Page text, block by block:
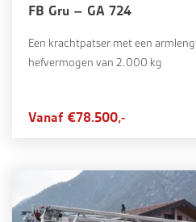
FB Gru – GA 724
Een krachtpatser met een
hefvermogen van 2.000 kg
Vanaf €78.500,-